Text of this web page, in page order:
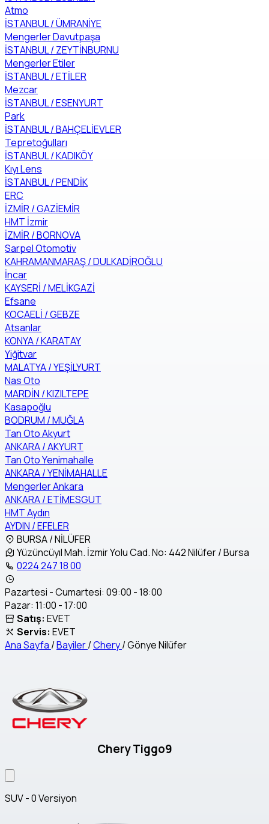
Atmo
İSTANBUL / ÜMRANİYE
Mengerler Davutpaşa
İSTANBUL / ZEYTİNBURNU
Mengerler Etiler
İSTANBUL / ETİLER
Mezcar
İSTANBUL / ESENYURT
Park
İSTANBUL / BAHÇELİEVLER
Tepretoğulları
İSTANBUL / KADIKÖY
Kıyı Lens
İSTANBUL / PENDİK
ERC
İZMİR / GAZİEMİR
HMT İzmir
İZMİR / BORNOVA
Sarpel Otomotiv
KAHRAMANMARAŞ / DULKADİROĞLU
İncar
KAYSERİ / MELİKGAZİ
Efsane
KOCAELİ / GEBZE
Atsanlar
KONYA / KARATAY
Yiğitvar
MALATYA / YEŞİLYURT
Nas Oto
MARDİN / KIZILTEPE
Kasapoğlu
BODRUM / MUĞLA
Tan Oto Akyurt
ANKARA / AKYURT
Tan Oto Yenimahalle
ANKARA / YENİMAHALLE
Mengerler Ankara
ANKARA / ETİMESGUT
HMT Aydın
AYDIN / EFELER
BURSA / NİLÜFER
Yüzüncüyıl Mah. İzmir Yolu Cad. No: 442 Nilüfer / Bursa
0224 247 18 00
Pazartesi - Cumartesi: 09:00 - 18:00
Pazar: 11:00 - 17:00
Satış: EVET
Servis: EVET
Ana Sayfa /Bayiler/Chery/Gönye Nilüfer
Chery Tiggo9
SUV - 0 Versiyon